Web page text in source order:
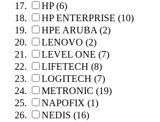
HP (6)
HP ENTERPRISE (10)
HPE ARUBA (2)
LENOVO (2)
LEVEL ONE (7)
LIFETECH (8)
LOGITECH (7)
METRONIC (19)
NAPOFIX (1)
NEDIS (16)